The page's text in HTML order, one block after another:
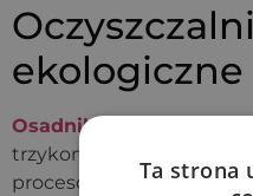
ekologiczne
Osadnik gnilny
jest
trzykomorowym) w
procesów oczyszczania
Ta strona